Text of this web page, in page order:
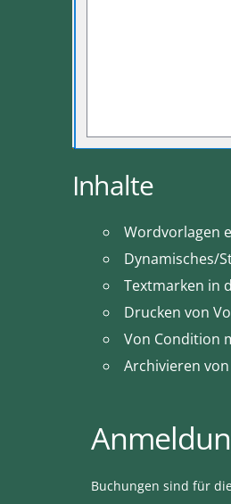
Inhalte
Wordvorlagen
Dynamisches/
Textmarken in
Drucken von
Von Condition
Archivieren
Buchungen sind für